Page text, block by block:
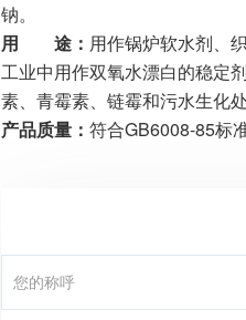
钠。
用 途： 用作锅炉软水剂、
工业中用作双氧水漂白的稳定
素、青霉素、链霉和污水生化
产品质量：符合GB6008-85标准